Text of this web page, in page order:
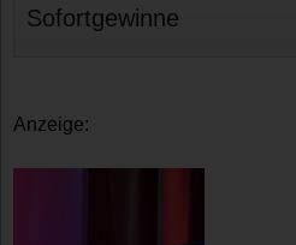
Sofortgewinne
Anzeige: